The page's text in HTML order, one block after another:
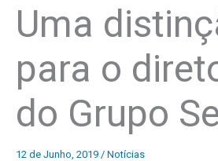
Uma
para o
do Grupo
12 de Junho, 2019 / Notícias